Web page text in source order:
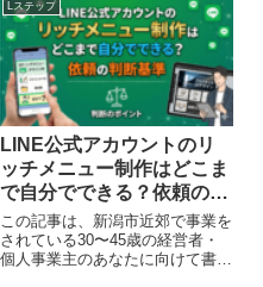
Lステップ
LINE公式アカウントのリ
ッチメニュー制作はどこま
で自分でできる？依頼の判
断基準
この記事は、新潟市近郊で事業を
されている30〜45歳の経営者・
個人事業主のあなたに向けて書き